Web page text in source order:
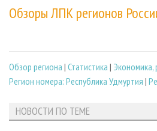
Обзоры ЛПК регионов
Обзор региона | Статистика | Экономика,
Регион номера: Республика Удмуртия |
НОВОСТИ ПО ТЕМЕ